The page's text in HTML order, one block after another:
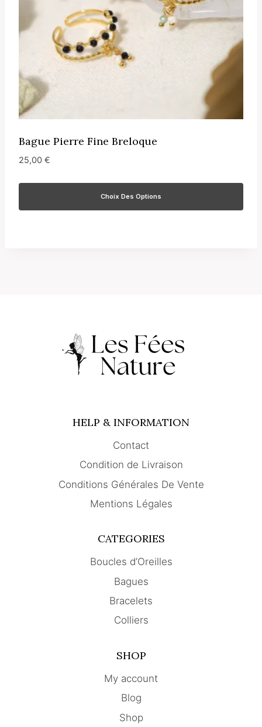
Bague Pierre Fine Breloque
25,00 €
Choix Des Options
HELP & INFORMATION
Contact
Condition de Livraison
Conditions Générales De Vente
Mentions Légales
CATEGORIES
Boucles d’Oreilles
Bagues
Bracelets
Colliers
SHOP
My account
Blog
Shop